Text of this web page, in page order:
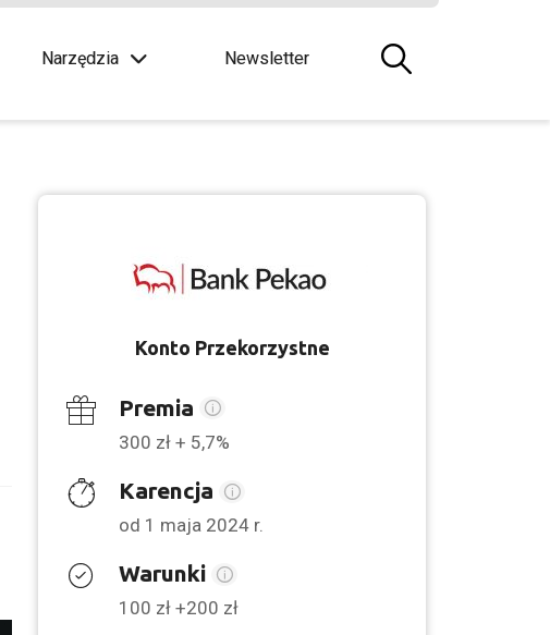
Narzędzia Newsletter
Konto Przekorzystne
Premia
300 zł + 5,7%
Karencja
od 1 maja 2024 r.
Warunki
100 zł +200 zł